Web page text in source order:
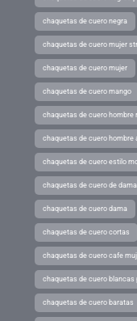
chaquetas de cuero negra
chaquetas de cuero mujer
chaquetas de cuero mujer
chaquetas de cuero mango
chaquetas de cuero hombre
chaquetas de cuero hombre
chaquetas de cuero estilo
chaquetas de cuero de dama
chaquetas de cuero dama
chaquetas de cuero cortas
chaquetas de cuero cafe
chaquetas de cuero blancas
chaquetas de cuero baratas